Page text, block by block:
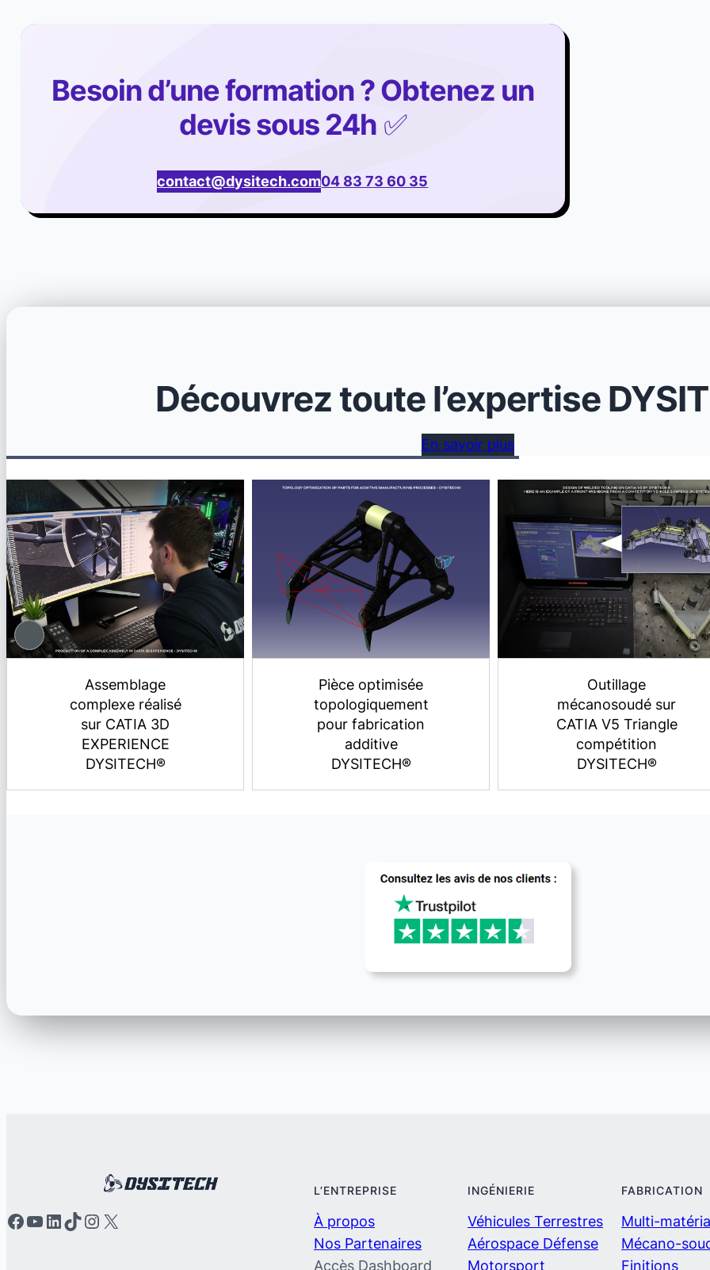
Besoin d’une formation ? Obtenez un
devis sous 24h✅
contact@dysitech.com04 83 73 60 35
Découvrez toute l’expertise
En savoir plus
Assemblage
complexe réalisé
sur CATIA 3D
EXPERIENCE
DYSITECH®
Pièce optimisée
topologiquement
pour fabrication
additive
DYSITECH®
Outillage
mécanosoudé sur
CATIA V5 Triangle
compétition
DYSITECH®
Facebook YouTube LinkedIn TikTok Instagram X
L’ENTREPRISE
À propos
Nos Partenaires
Accès Dashboard
INGÉNIERIE
Véhicules Terrestres
Aérospace Défense
Motorsport
FABRICATION
Multi-
Mécano-
Finitions